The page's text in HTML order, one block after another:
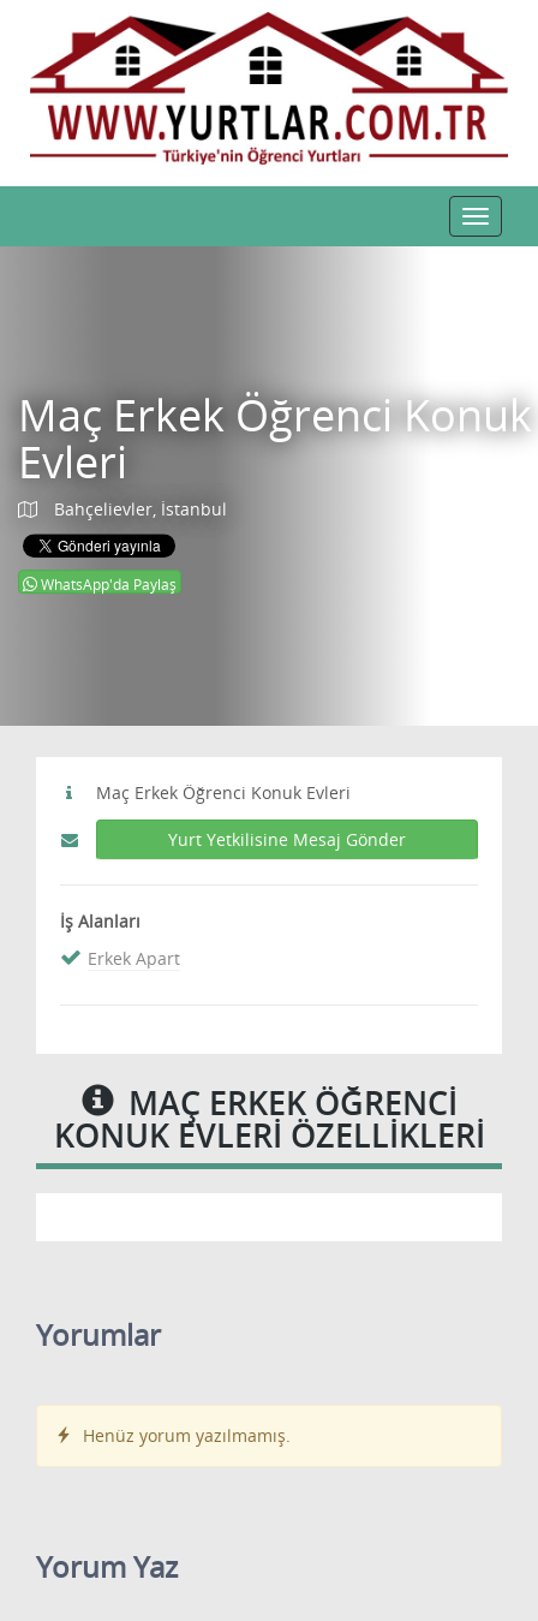
Toggle
Maç Erkek Öğrenci Konuk
Evleri
Bahçelievler, İstanbul
WhatsApp'da Paylaş
Maç Erkek Öğrenci Konuk Evleri
Yurt Yetkilisine Mesaj Gönder
İş Alanları
Erkek Apart
MAÇ ERKEK ÖĞRENCI
KONUK EVLERI ÖZELLIKLERI
Yorumlar
Henüz yorum yazılmamış.
Yorum Yaz